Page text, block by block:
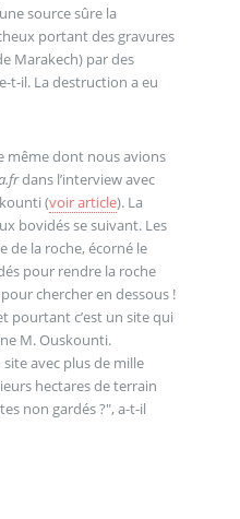
source sûre la
portant des gravures
Marakech) par des
t-il. La destruction a eu
même dont nous avions
dans l’interview avec
(voir article). La
bovidés se suivant. Les
de la roche, écorné le
pour rendre la roche
chercher en dessous !
pourtant c’est un site qui
M. Ouskounti.
avec plus de mille
hectares de terrain